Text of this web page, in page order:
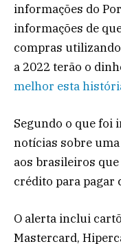
informações do
informações de
compras
a 2022 terão o
melhor esta
Segundo o que foi
notícias sobre
aos brasileiros
crédito para pagar
O alerta inclui
Mastercard,